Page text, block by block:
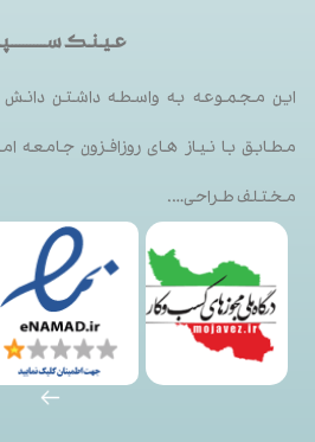
عینک
این مجموعه به واسطه داشتن
مطابق با نیاز های روزافزون جامعه
مختلف طراحی….